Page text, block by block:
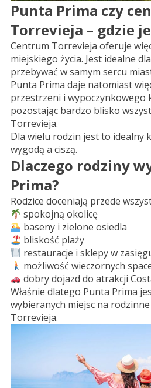
Punta Prima czy
Torrevieja – gdzie
Centrum Torrevieja oferuje
miejskiego życia. Jest idealne
przebywać w samym sercu
Punta Prima daje natomiast
przestrzeni i wypoczynkowego
pozostając bardzo blisko
Torrevieja.
Dla wielu rodzin jest to idealny
wygodą a ciszą.
Dlaczego rodziny
Prima?
Rodzice doceniają przede
spokojną okolicę
baseny i zielone osiedla
bliskość plaży
restauracje i sklepy w
możliwość wieczornych
dobry dojazd do atrakcji
Właśnie dlatego Punta Prima
wybieranych miejsc na
Torrevieja.